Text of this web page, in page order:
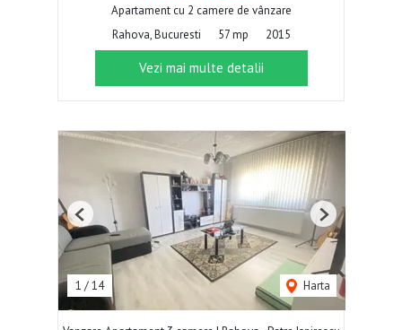
Apartament cu 2 camere de vânzare
Rahova, Bucuresti
57 mp 2015
Vezi mai multe detalii
1 /14 Harta
Previous Next